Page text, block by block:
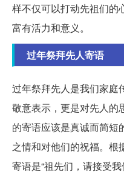
样不仅可以打动先祖们的
富有活力和意义。
过年祭拜先人寄语
过年祭拜先人是我们家庭
敬意表示，更是对先人的
的寄语应该是真诚而简短
之情和对他们的祝福。根
寄语是“祖先们，请接受